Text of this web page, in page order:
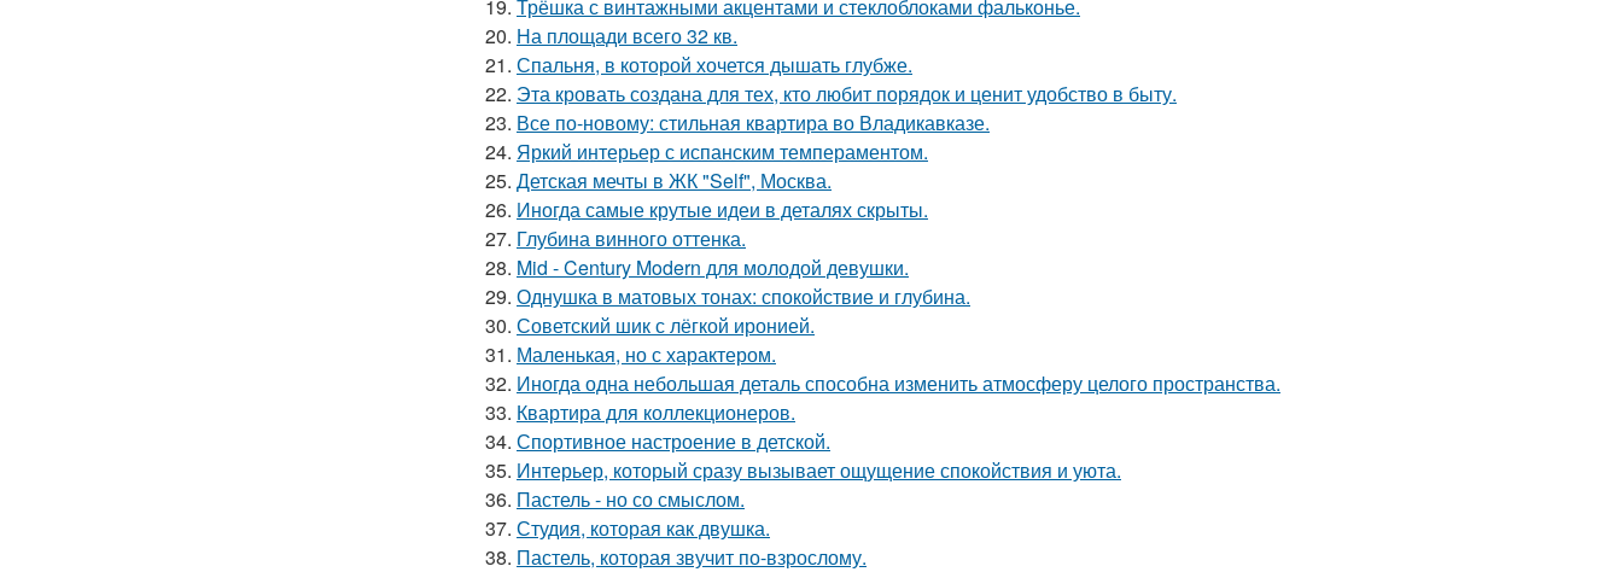
19. Трёшка с винтажными акцентами и стеклоблоками фальконье.
20. На площади всего 32 кв.
21. Спальня, в которой хочется дышать глубже.
22. Эта кровать создана для тех, кто любит порядок и ценит удобство в быту.
23. Все по-новому: стильная квартира во Владикавказе.
24. Яркий интерьер с испанским темпераментом.
25. Детская мечты в ЖК "Self", Москва.
26. Иногда самые крутые идеи в деталях скрыты.
27. Глубина винного оттенка.
28. Mid - Century Modern для молодой девушки.
29. Однушка в матовых тонах: спокойствие и глубина.
30. Советский шик с лёгкой иронией.
31. Маленькая, но с характером.
32. Иногда одна небольшая деталь способна изменить атмосферу целого пространства.
33. Квартира для коллекционеров.
34. Спортивное настроение в детской.
35. Интерьер, который сразу вызывает ощущение спокойствия и уюта.
36. Пастель - но со смыслом.
37. Студия, которая как двушка.
38. Пастель, которая звучит по-взрослому.